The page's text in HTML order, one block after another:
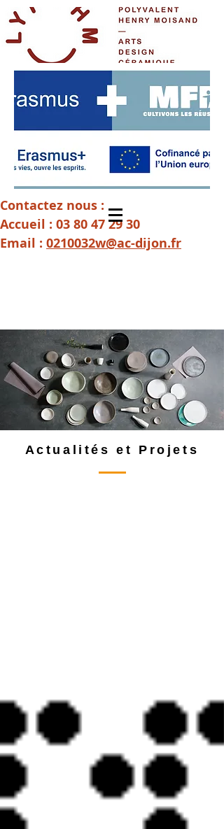
Contactez nous :
Accueil : 03 80 47 29 30
Email : 0210032w@ac-dijon.fr
Actualités et Projets